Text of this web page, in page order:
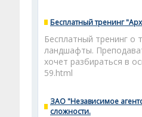
Бесплатный тренинг
Бесплатный тренинг о
ландшафты.
хочет разбираться в
59.html
ЗАО "Независимое
сложности.